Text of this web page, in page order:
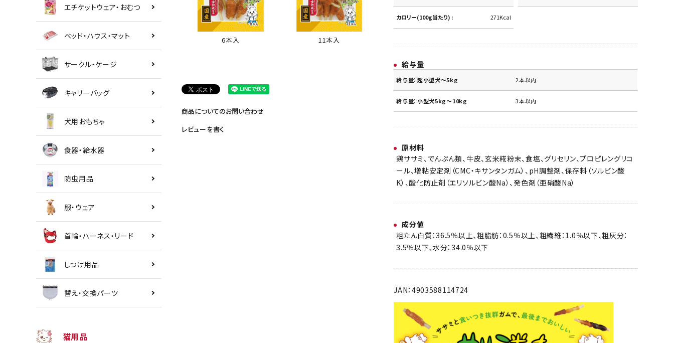
エチケットウェア・おむつ
ベッド・ハウス・マット
サークル・ケージ
キャリーバッグ
犬用おもちゃ
食器・給水器
防虫用品
服・ウェア
首輪・ハーネス・リード
しつけ用品
替え・交換パーツ
猫用品
6本入 11本入
商品についてのお問い合わせ
レビューを書く
カロリー(100g当たり) 271Kcal
給与量
給与量：超小型犬～5kg 2本以内
給与量：小型犬5kg～10kg 3本以内
原材料
鶏ササミ、でんぷん類、牛皮、玄米糀粉末、食塩、グリセリン、プロピレングリコ
ール、増粘安定剤（CMC・キサンタンガム）、pH調整剤、保存料（ソルビン酸
K）、酸化防止剤（エリソルビン酸Na）、発色剤（亜硝酸Na）
成分値
粗たん白質：36.5％以上、粗脂肪：0.5％以上、粗繊維：1.0％以下、粗灰分：
3.5％以下、水分：34.0％以下
JAN：4903588114724